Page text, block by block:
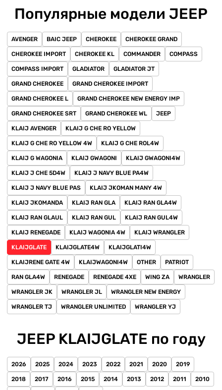
Популярные модели JEEP
AVENGER BAIC JEEP CHEROKEE CHEROKEE GRAND
CHEROKEE IMPORT CHEROKEE KL COMMANDER COMPASS
COMPASS IMPORT GLADIATOR GLADIATOR JT
GRAND CHEROKEE GRAND CHEROKEE IMPORT
GRAND CHEROKEE L GRAND CHEROKEE NEW ENERGY IMP
GRAND CHEROKEE SRT GRAND CHEROKEE WL JEEP
KLAIJ AVENGER KLAIJ G CHE RO YELLOW
KLAIJ G CHE RO YELLOW 4W KLAIJ G CHE ROL4W
KLAIJ G WAGONIA KLAIJ GWAGONI KLAIJ GWAGONI4W
KLAIJ J CHE 5D4W KLAIJ J NAVY BLUE PA4W
KLAIJ J NAVY BLUE PAS KLAIJ JKOMAN MANY 4W
KLAIJ JKOMANDA KLAIJ RAN GLA KLAIJ RAN GLA4W
KLAIJ RAN GLAUL KLAIJ RAN GUL KLAIJ RAN GUL4W
KLAIJ RENEGADE KLAIJ WAGONIA 4W KLAIJ WRANGLER
KLAIJGLATE KLAIJGLATE4W KLAIJGLATI4W
KLAIJRENE GATE 4W KLAIJWAGONI4W OTHER PATRIOT
RAN GLA4W RENEGADE RENEGADE 4XE WING ZA WRANGLER
WRANGLER JK WRANGLER JL WRANGLER NEW ENERGY
WRANGLER TJ WRANGLER UNLIMITED WRANGLER YJ
JEEP KLAIJGLATE по году
2026 2025 2024 2023 2022 2021 2020 2019
2018 2017 2016 2015 2014 2013 2012 2011 2010